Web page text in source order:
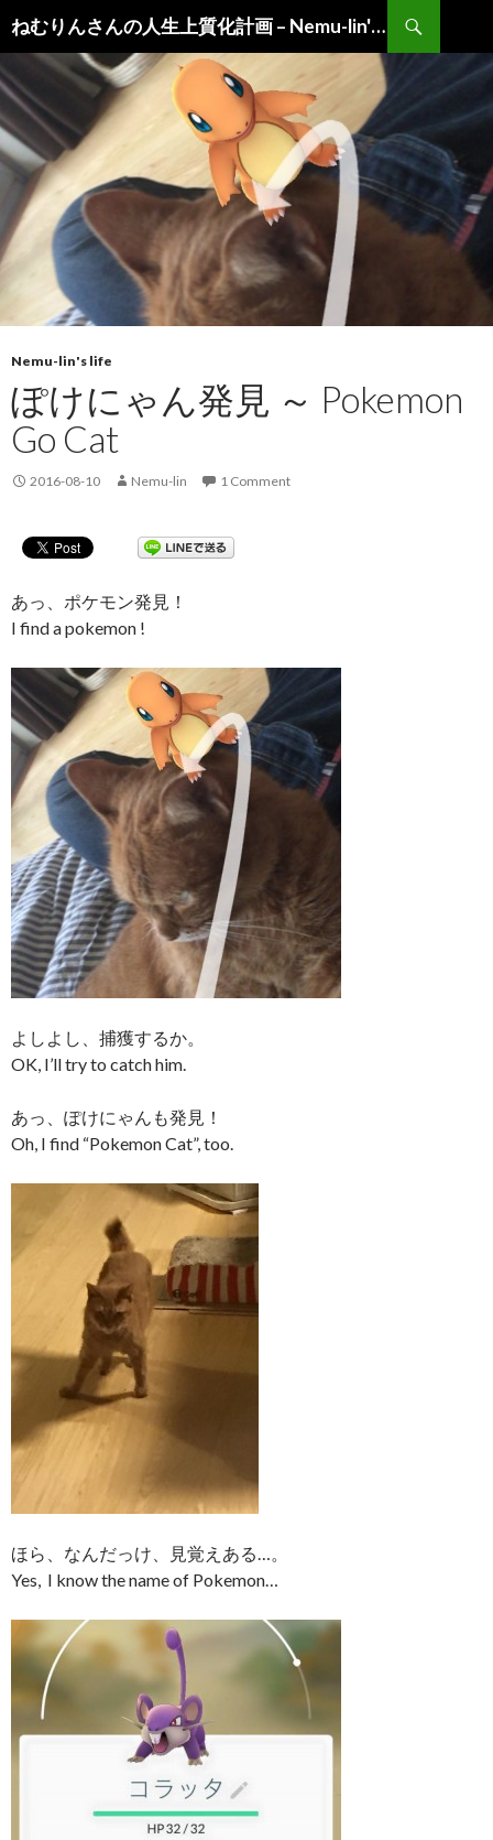
ねむりんさんの人生上質化計画 – Nemu-lin's "Life of Choice"
Search
content
Nemu-lin's life
ぽけにゃん発見 ～ Pokemon
Go Cat
2016-08-10 Nemu-lin 1 Comment
あっ、ポケモン発見！
I find a pokemon !
よしよし、捕獲するか。
OK, I’ll try to catch him.
あっ、ぽけにゃんも発見！
Oh, I find “Pokemon Cat”, too.
ほら、なんだっけ、見覚えある…。
Yes, I know the name of Pokemon…